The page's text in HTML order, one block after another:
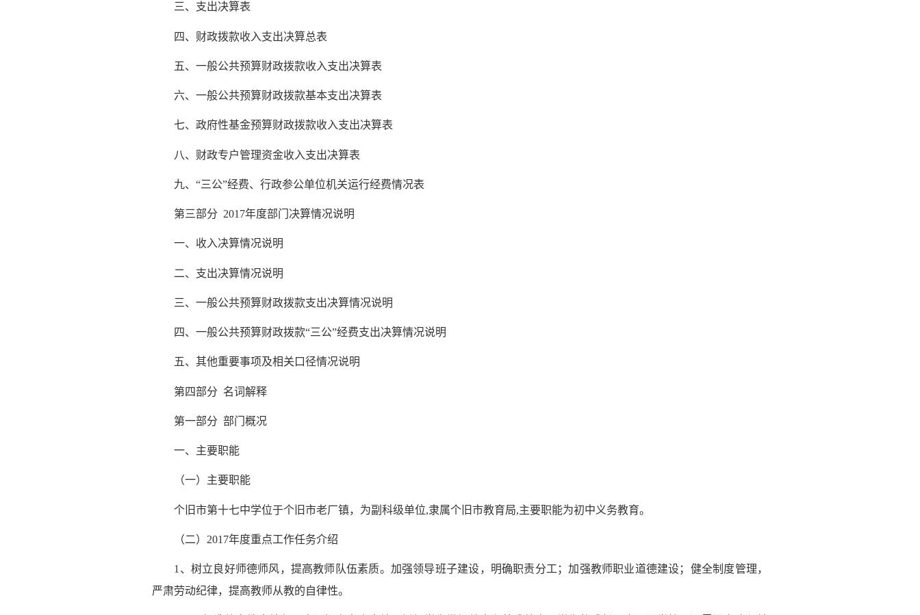
三、支出决算表
四、财政拨款收入支出决算总表
五、一般公共预算财政拨款收入支出决算表
六、一般公共预算财政拨款基本支出决算表
七、政府性基金预算财政拨款收入支出决算表
八、财政专户管理资金收入支出决算表
九、“三公”经费、行政参公单位机关运行经费情况表
第三部分 2017年度部门决算情况说明
一、收入决算情况说明
二、支出决算情况说明
三、一般公共预算财政拨款支出决算情况说明
四、一般公共预算财政拨款“三公”经费支出决算情况说明
五、其他重要事项及相关口径情况说明
第四部分 名词解释
第一部分 部门概况
一、主要职能
（一）主要职能
个旧市第十七中学位于个旧市老厂镇，为副科级单位,隶属个旧市教育局,主要职能为初中义务教育。
（二）2017年度重点工作任务介绍
1、树立良好师德师风，提高教师队伍素质。加强领导班子建设，明确职责分工；加强教师职业道德建设；健全制度管理，
严肃劳动纪律，提高教师从教的自律性。